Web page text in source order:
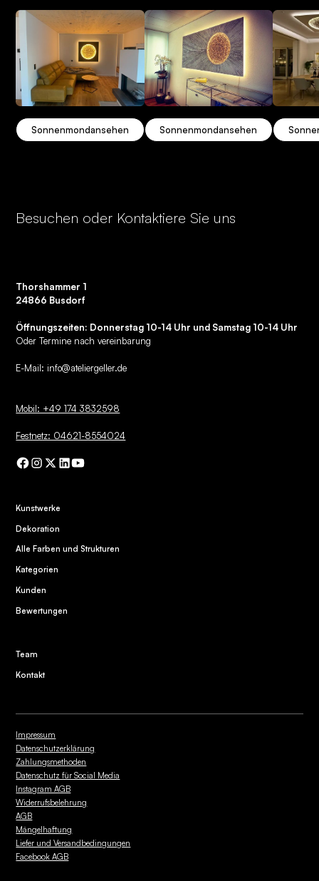
Sonnenmondansehen Sonnenmondansehen
Besuchen oder Kontaktiere Sie uns
Thorshammer 1
24866 Busdorf
Öffnungszeiten: Donnerstag 10-14 Uhr und Samstag 10-14 Uhr
Oder Termine nach vereinbarung
E-Mail: info@ateliergeller.de
Mobil: +49 174 3832598
Festnetz: 04621-8554024
Kunstwerke
Dekoration
Alle Farben und Strukturen
Kategorien
Kunden
Bewertungen
Team
Kontakt
Impressum
Datenschutzerklärung
Zahlungsmethoden
Datenschutz für Social Media
Instagram AGB
Widerrufsbelehrung
AGB
Mängelhaftung
Liefer und Versandbedingungen
Facebook AGB